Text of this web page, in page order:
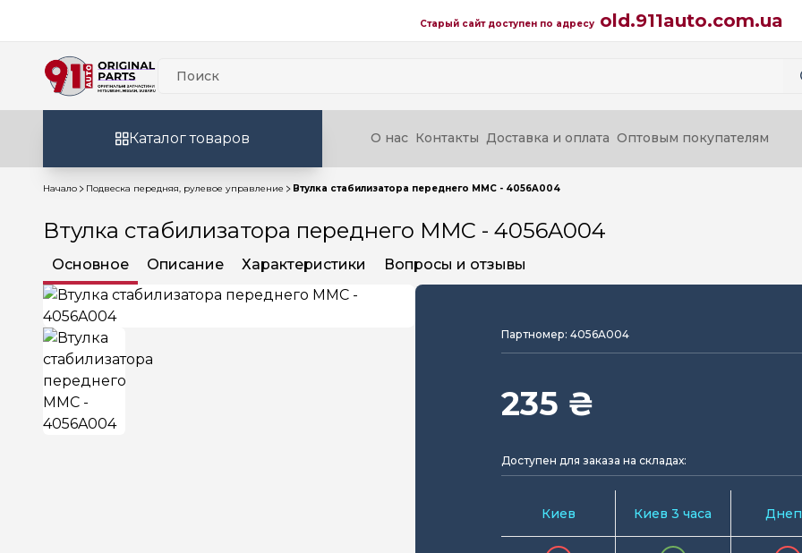
Старый сайт доступен по адресу old.911auto.com.ua
Каталог товаров О нас Контакты Доставка и оплата Оптовым покупателям
Начало Подвеска передняя, рулевое управление Втулка стабилизатора переднего MMC - 4056A004
Втулка стабилизатора переднего MMC - 4056A004
Основное Описание Характеристики Вопросы и отзывы
Партномер: 4056A004
235 ₴
Доступен для заказа на складах:
Киев Киев 3 часа